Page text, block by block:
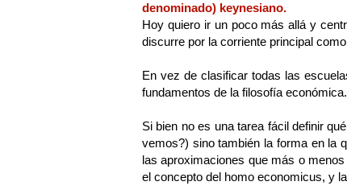
denominado) keynesiano.
Hoy quiero ir un poco más allá y
discurre por la corriente principal
En vez de clasificar todas las
fundamentos de la filosofía económica.
Si bien no es una tarea fácil definir
vemos?) sino también la forma en la
las aproximaciones que más o
el concepto del homo economicus, y